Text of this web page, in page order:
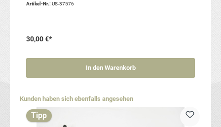
kleine Risse/ Löcher, so dass einige kleinere Daunen frei
Artikel-Nr.: US-37576
30,00 €*
In den Warenkorb
Produktgalerie überspringen
Kunden haben sich ebenfalls angesehen
Tipp